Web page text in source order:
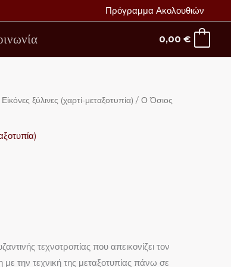
Πρόγραμμα Ακολουθιών
0,00 €
Εἰκόνες ξύλινες (χαρτί-μεταξοτυπία) / Ο Όσιος
τεχνοτροπίας που απεικονίζει τον
την τεχνική της μεταξοτυπίας πάνω σε